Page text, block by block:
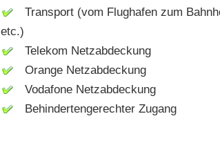
Transport (vom Flughafen zum
etc.)
Telekom Netzabdeckung
Orange Netzabdeckung
Vodafone Netzabdeckung
Behindertengerechter Zugang